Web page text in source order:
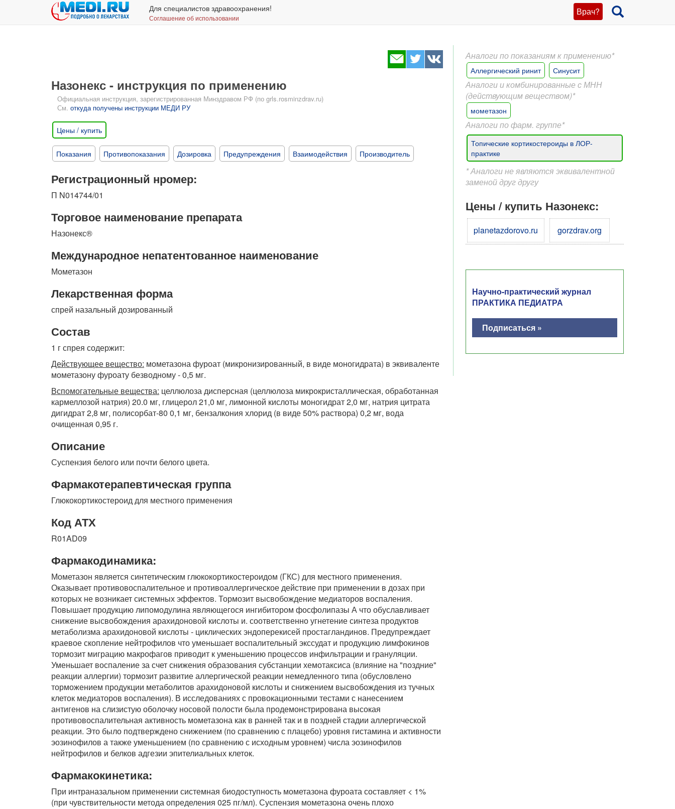
Врач?
Для специалистов здравоохранения!
Соглашение об использовании
Назонекс - инструкция по применению
Официальная инструкция, зарегистрированная Минздравом РФ (по grls.rosminzdrav.ru)
См. откуда получены инструкции МЕДИ РУ
Цены / купить
Показания Противопоказания Дозировка Предупреждения Взаимодействия Производитель
Регистрационный нромер:
П N014744/01
Торговое наименование препарата
Назонекс®
Международное непатентованное наименование
Мометазон
Лекарственная форма
спрей назальный дозированный
Состав
1 г спрея содержит:
Действующее вещество: мометазона фуроат (микронизированный, в виде моногидрата) в эквиваленте
мометазону фуроату безводному - 0,5 мг.
Вспомогательные вещества: целлюлоза дисперсная (целлюлоза микрокристаллическая, обработанная
кармеллозой натрия) 20.0 мг, глицерол 21,0 мг, лимонной кислоты моногидрат 2,0 мг, натрия цитрата
дигидрат 2,8 мг, полисорбат-80 0,1 мг, бензалкония хлорид (в виде 50% раствора) 0,2 мг, вода
очищенная 0,95 г.
Описание
Суспензия белого или почти белого цвета.
Фармакотерапевтическая группа
Глюкокортикостероид для местного применения
Код АТХ
R01AD09
Фармакодинамика:
Мометазон является синтетическим глюкокортикостероидом (ГКС) для местного применения.
Оказывает противовоспалительное и противоаллергическое действие при применении в дозах при
которых не возникает системных эффектов. Тормозит высвобождение медиаторов воспаления.
Повышает продукцию липомодулина являющегося ингибитором фосфолипазы А что обуславливает
снижение высвобождения арахидоновой кислоты и. соответственно угнетение синтеза продуктов
метаболизма арахидоновой кислоты - циклических эндоперекисей простагландинов. Предупреждает
краевое скопление нейтрофилов что уменьшает воспалительный экссудат и продукцию лимфокинов
тормозит миграцию макрофагов приводит к уменьшению процессов инфильтрации и грануляции.
Уменьшает воспаление за счет снижения образования субстанции хемотаксиса (влияние на "поздние"
реакции аллергии) тормозит развитие аллергической реакции немедленного типа (обусловлено
торможением продукции метаболитов арахидоновой кислоты и снижением высвобождения из тучных
клеток медиаторов воспаления). В исследованиях с провокационными тестами с нанесением
антигенов на слизистую оболочку носовой полости была продемонстрирована высокая
противовоспалительная активность мометазона как в ранней так и в поздней стадии аллергической
реакции. Это было подтверждено снижением (по сравнению с плацебо) уровня гистамина и активности
эозинофилов а также уменьшением (по сравнению с исходным уровнем) числа эозинофилов
нейтрофилов и белков адгезии эпителиальных клеток.
Фармакокинетика:
При интраназальном применении системная биодоступность мометазона фуроата составляет < 1%
(при чувствительности метода определения 025 пг/мл). Суспензия мометазона очень плохо
Аналоги по показаниям к применению*
Аллергический ринит Синусит
Аналоги и комбинированные с МНН
(действующим веществом)*
мометазон
Аналоги по фарм. группе*
Топические кортикостероиды в ЛОР-
практике
* Аналоги не являются эквивалентной
заменой друг другу
Цены / купить Назонекс:
planetazdorovo.ru gorzdrav.org
Научно-практический журнал
ПРАКТИКА ПЕДИАТРА
Подписаться »